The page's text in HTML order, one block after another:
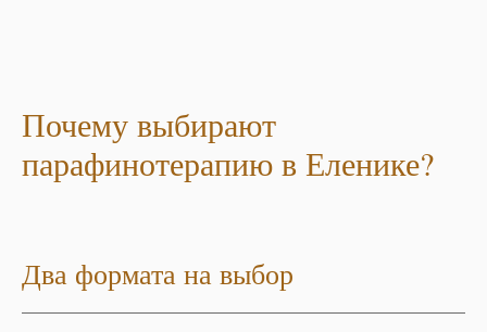
Почему выбирают
парафинотерапию в Еленике?
Два формата на выбор